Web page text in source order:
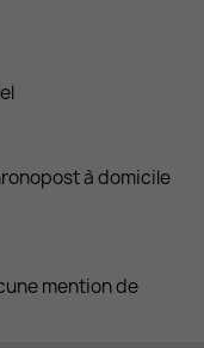
à domicile
mention de